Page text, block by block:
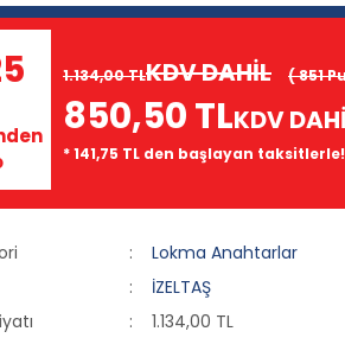
1.134,00 TLKDV DAHİL ( 851
850,50 TLKDV
* 141,75 TL den başlayan
Lokma Anahtarlar
İZELTAŞ
1.134,00 TL